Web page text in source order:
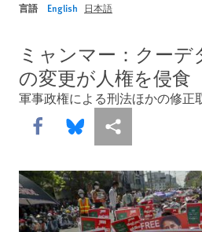
言語 English 日本語
ミャンマー：クーデ
の変更が人権を侵食
軍事政権による刑法ほかの修正
Share this via Facebook
Share this via Bluesky
More sharing